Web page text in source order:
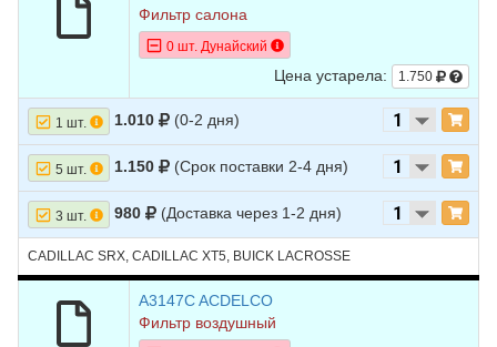
Фильтр салона
0 шт. Дунайский
Цена устарела: 1.750
1 шт. 1.010 (0-2 дня)
5 шт. 1.150 (Срок поставки 2-4 дня)
3 шт. 980 (Доставка через 1-2 дня)
CADILLAC SRX, CADILLAC XT5, BUICK LACROSSE
A3147C ACDELCO
Фильтр воздушный